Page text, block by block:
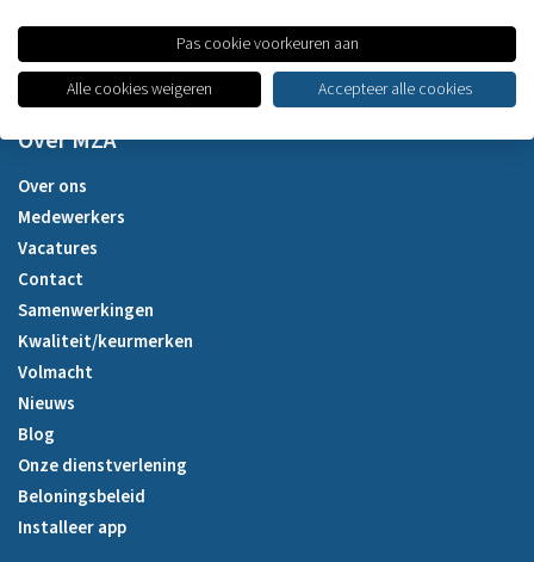
Over MZA
Over ons
Medewerkers
Vacatures
Contact
Samenwerkingen
Kwaliteit/keurmerken
Volmacht
Nieuws
Blog
Onze dienstverlening
Beloningsbeleid
Installeer app
Pas cookie voorkeuren aan
Alle cookies weigeren
Accepteer alle cookies